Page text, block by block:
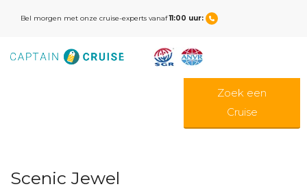
Bel morgen met onze cruise-experts vanaf11:00 uur:
Zoek een
Cruise
Scenic Jewel